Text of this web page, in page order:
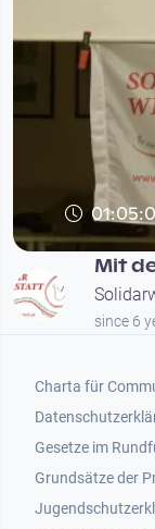
Mit
since 6
Footer 1
Charta für
Gesetze im
Grundsätze der